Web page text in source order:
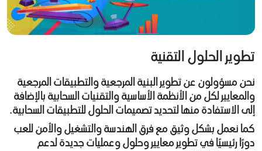
تطوير الحلول التقنية
نحن مسؤولون عن تطوير البنية المرجعية والتطبيقات المرجعية
والمعايير لكل من الأنظمة الأساسية والتقنيات السحابية بالإضافة
إلى الاستفادة منها لتحديد تصميمات الحلول للتطبيقات السحابية.
كما نعمل بشكل وثيق مع فرق الهندسة والتشغيل والأمن للعب
دورًا رئيسيًا في تطوير معايير وحلول وعمليات جديدة لدعم